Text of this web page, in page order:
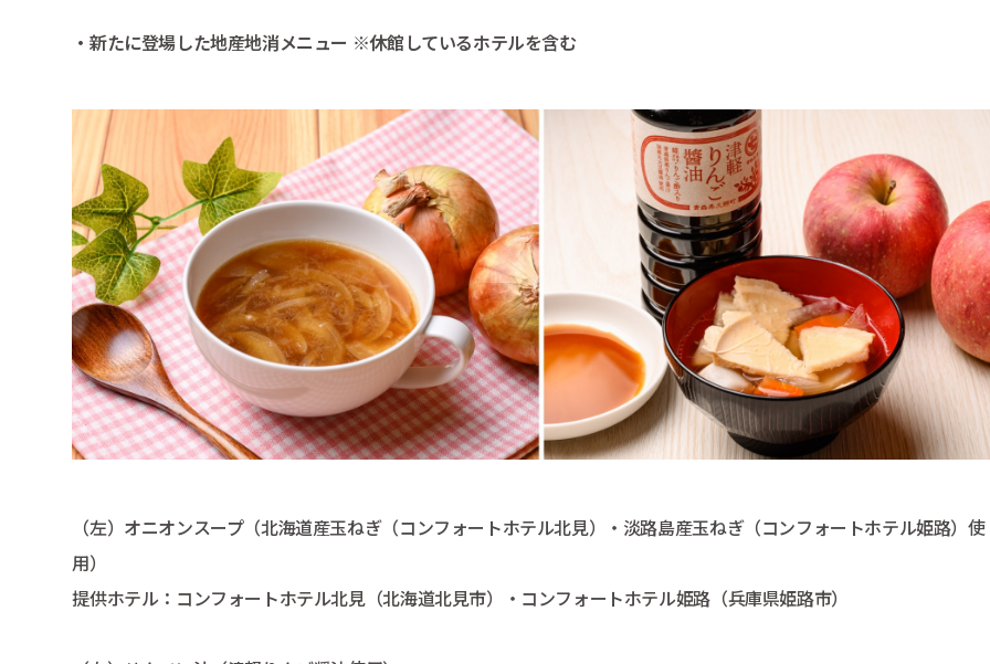
・新たに登場した地産地消メニュー ※休館しているホテルを含む
（左）オニオンスープ（北海道産玉ねぎ（コンフォートホテル北見）・淡路島産玉ねぎ（コンフォートホテル姫路）使
用）
提供ホテル：コンフォートホテル北見（北海道北見市）・コンフォートホテル姫路（兵庫県姫路市）